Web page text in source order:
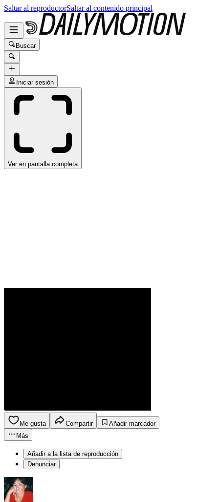
Saltar al reproductorSaltar al contenido principal
Buscar
Iniciar sesión
Ver en pantalla completa
Me gusta Compartir
Añadir marcador
Más
Añadir a la lista de reproducción
Denunciar